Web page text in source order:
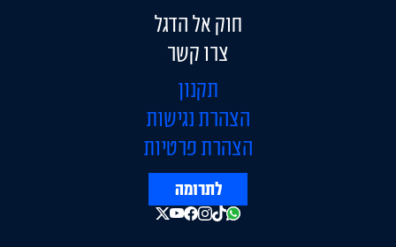
חוק אל הדגל
צרו קשר
תקנון
הצהרת נגישות
הצהרת פרטיות
לתרומה